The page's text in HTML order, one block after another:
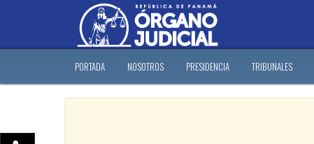
PORTADA NOSOTROS PRESIDENCIA TRIBUNALES